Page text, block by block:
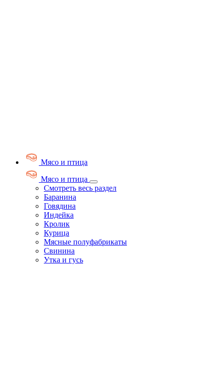
Мясо и птица
Мясо и птица
Смотреть весь раздел
Баранина
Говядина
Индейка
Кролик
Курица
Мясные полуфабрикаты
Свинина
Утка и гусь